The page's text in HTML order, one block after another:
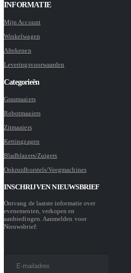
INFORMATIE
Mijn Account
Winkelwagen
Afrekenen
Leveringsvoorwaarden
Categorieën
Grasmaaiers
Robotmaaiers
Zitmaaiers
Kettingzagen
Bladblazers/Zuigers
Onkruidborstels/Veegmachines
INSCHRIJVEN NIEUWSBRIEF
Ontvang de laatste informatie over
evenementen, verkopen en
aanbiedingen. Aanmelden voor
Nieuwsbrief: